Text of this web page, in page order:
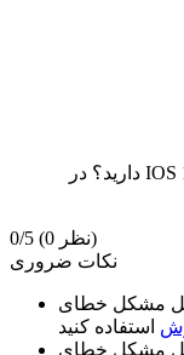
روش دیگری برای نمایش آیکون بلوتوث در IOS 12 دارید؟ در
0/5
(0 نظر)
نکات ضروری